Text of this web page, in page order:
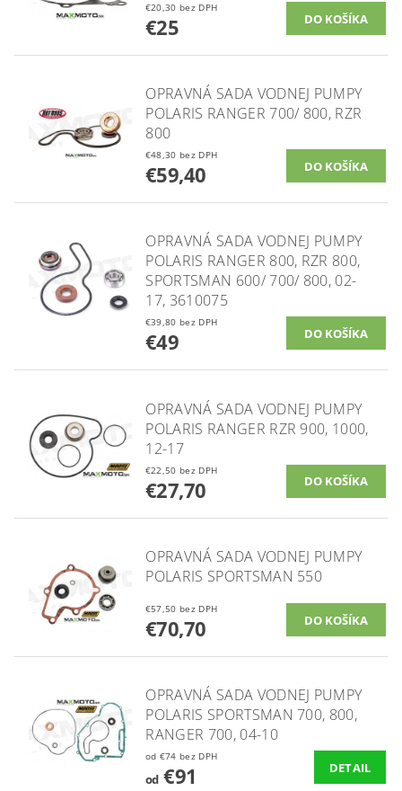
€20,30 bez DPH
€25
OPRAVNÁ SADA VODNEJ PUMPY
POLARIS RANGER 700/ 800, RZR
800
€48,30 bez DPH
€59,40
OPRAVNÁ SADA VODNEJ PUMPY
POLARIS RANGER 800, RZR 800,
SPORTSMAN 600/ 700/ 800, 02-
17, 3610075
€39,80 bez DPH
€49
OPRAVNÁ SADA VODNEJ PUMPY
POLARIS RANGER RZR 900, 1000,
12-17
€22,50 bez DPH
€27,70
OPRAVNÁ SADA VODNEJ PUMPY
POLARIS SPORTSMAN 550
€57,50 bez DPH
€70,70
OPRAVNÁ SADA VODNEJ PUMPY
POLARIS SPORTSMAN 700, 800,
RANGER 700, 04-10
od €74 bez DPH
od€91 DETAIL